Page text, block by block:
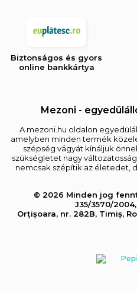
Biztonságos és gyors
online bankkártya
Mezoni -
A mezoni.hu oldalon
amelyben minden termék
szépség vágyát kínáljuk
szükségletet nagy
nemcsak szépítik az életedet,
© 2026 Minden jog
J35/3570/
Orțișoara, nr. 282B, Timiș,